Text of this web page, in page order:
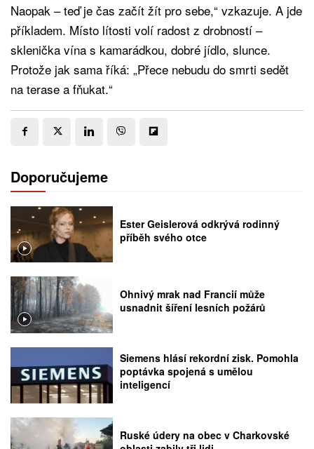
Naopak – teď je čas začít žít pro sebe,“ vzkazuje. A jde
příkladem. Místo lítosti volí radost z drobností –
sklenička vína s kamarádkou, dobré jídlo, slunce.
Protože jak sama říká: „Přece nebudu do smrti sedět
na terase a fňukat.“
Doporučujeme
Ester Geislerová odkrývá rodinný
příběh svého otce
Ohnivý mrak nad Francií může
usnadnit šíření lesních požárů
Siemens hlásí rekordní zisk. Pomohla
poptávka spojená s umělou
inteligencí
Ruské údery na obec v Charkovské